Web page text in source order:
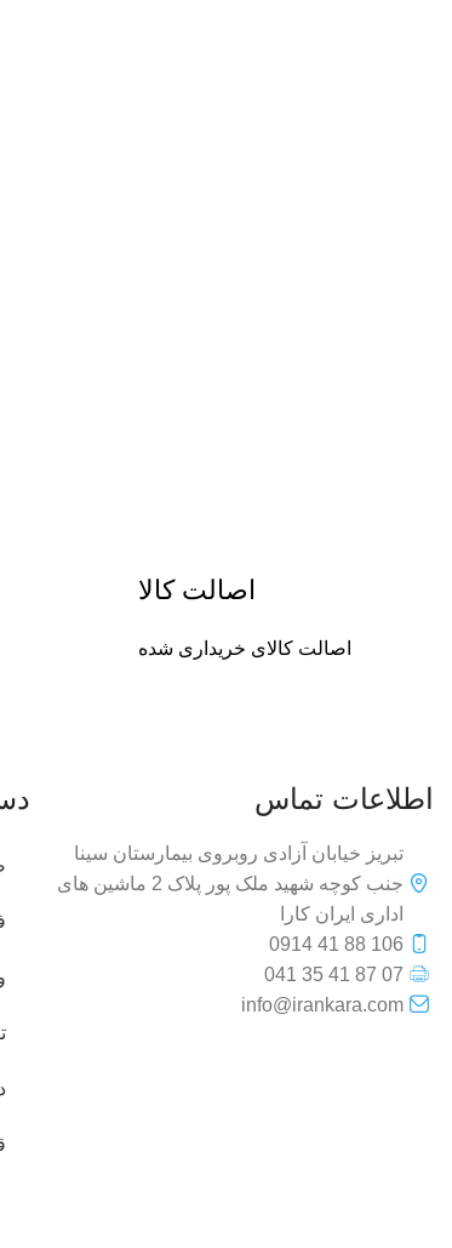
اصالت کالا
اصالت کالای خریداری شده
اطلاعات تماس
تبریز خیابان آزادی روبروی بیمارستان سینا
جنب کوچه شهید ملک پور پلاک 2 ماشین های
اداری ایران کارا
106 88 41 0914
07 87 41 35 041
info@irankara.com